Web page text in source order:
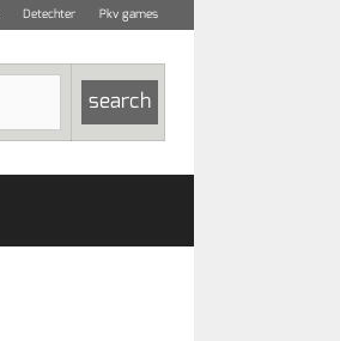
Detechter Pkv games